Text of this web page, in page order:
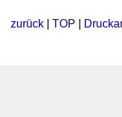
zurück TOP